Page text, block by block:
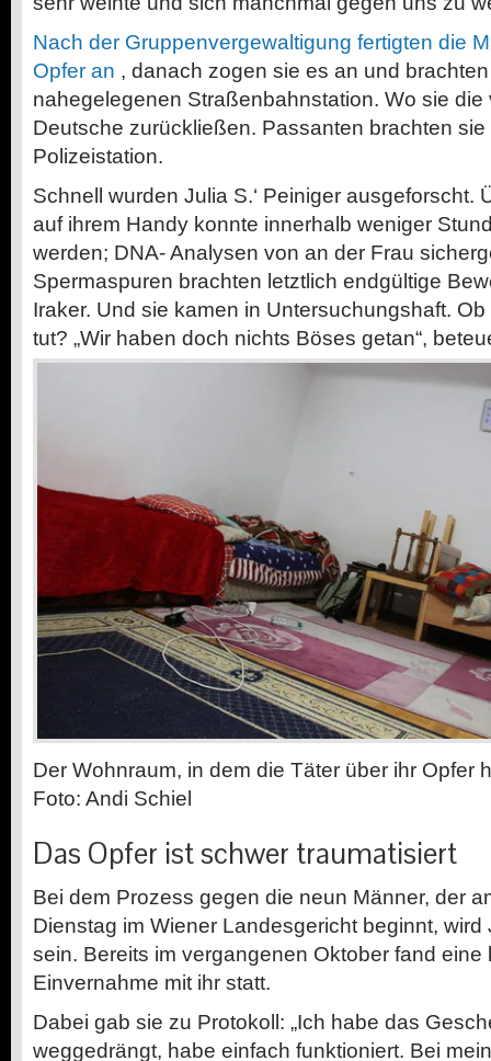
Nach der Gruppenvergewaltigung fertigten die
Opfer an , danach zogen sie es an und
nahegelegenen Straßenbahnstation. Wo sie die
Deutsche zurückließen. Passanten brachten
Polizeistation.
Schnell wurden Julia S.‘ Peiniger ausgeforscht.
auf ihrem Handy konnte innerhalb weniger
werden; DNA-Analysen von an der Frau
Spermaspuren brachten letztlich endgültige
Iraker. Und sie kamen in Untersuchungshaft.
tut? „Wir haben doch nichts Böses getan“,
Der Wohnraum, in dem die Täter über ihr Opfer
Foto: Andi Schiel
Das Opfer ist schwer traumatisiert
Bei dem Prozess gegen die neun Männer, der
Dienstag im Wiener Landesgericht beginnt,
sein. Bereits im vergangenen Oktober fand eine
Einvernahme mit ihr statt.
Dabei gab sie zu Protokoll: „Ich habe das
weggedrängt, habe einfach funktioniert. Bei